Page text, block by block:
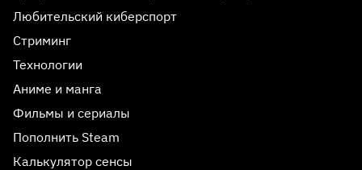
Любительский киберспорт
Стриминг
Технологии
Аниме и манга
Фильмы и сериалы
Пополнить Steam
Калькулятор сенсы